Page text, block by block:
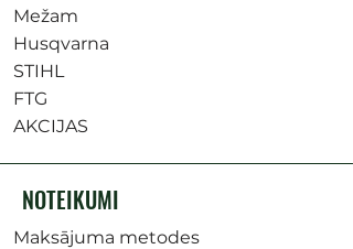
Mežam
Husqvarna
STIHL
FTG
AKCIJAS
NOTEIKUMI
Maksājuma metodes